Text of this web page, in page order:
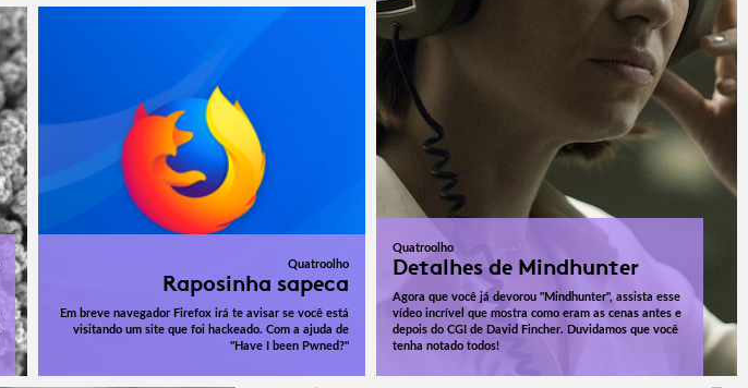
Quatroolho
Raposinha sapeca
Em breve navegador Firefox irá te avisar se você está
visitando um site que foi hackeado. Com a ajuda de
"Have I been Pwned?"
Quatroolho
Detalhes de Mindhunter
Agora que você já devorou "Mindhunter", assista esse
vídeo incrível que mostra como eram as cenas antes e
depois do CGI de David Fincher. Duvidamos que você
tenha notado todos!